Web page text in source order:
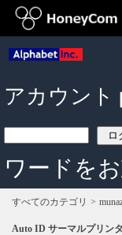
アカウント
ワードを
すべてのカテゴリ
Auto ID サーマルプリンタ